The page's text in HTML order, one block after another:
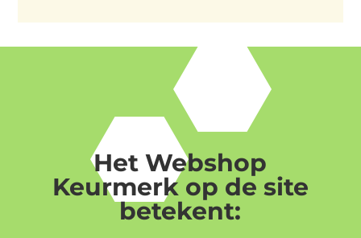
Het Webshop
Keurmerk op de site
betekent: